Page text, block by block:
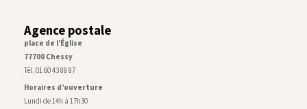
Agence postale
place de l’Église
77700 Chessy
Tél. 01 60 43 88 87
Horaires d’ouverture
Lundi de 14h à 17h30